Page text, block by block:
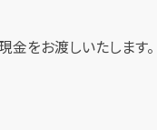
金をお渡しいたします。